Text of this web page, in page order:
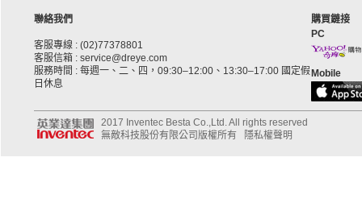
聯絡我們
客服專線 : (02)77378801
客服信箱 : service@dreye.com
服務時間 : 每週一、二、四，09:30–12:00、13:30–17:00 國定假
日休息
購買鏈接
PC
Mobile
2017 Inventec Besta Co.,Ltd. All rights reserved
無敵科技股份有限公司版權所有
隱私權聲明